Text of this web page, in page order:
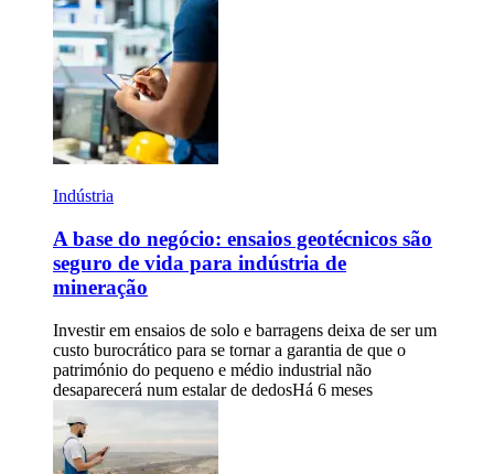
Indústria
A base do negócio: ensaios geotécnicos são
seguro de vida para indústria de
mineração
Investir em ensaios de solo e barragens deixa de ser um
custo burocrático para se tornar a garantia de que o
património do pequeno e médio industrial não
desaparecerá num estalar de dedosHá 6 meses